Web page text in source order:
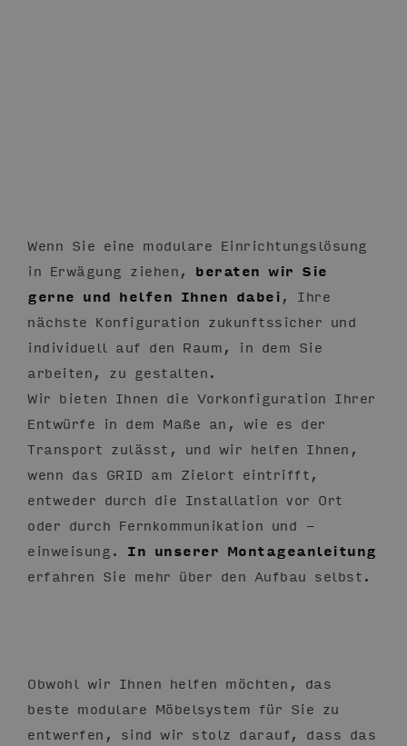
Wenn Sie eine modulare Einrichtungslösung
in Erwägung ziehen, beraten wir Sie
gerne und helfen Ihnen dabei, Ihre
nächste Konfiguration zukunftssicher und
individuell auf den Raum, in dem Sie
arbeiten, zu gestalten.
Wir bieten Ihnen die Vorkonfiguration Ihrer
Entwürfe in dem Maße an, wie es der
Transport zulässt, und wir helfen Ihnen,
wenn das GRID am Zielort eintrifft,
entweder durch die Installation vor Ort
oder durch Fernkommunikation und -
einweisung. In unserer Montageanleitung
erfahren Sie mehr über den Aufbau selbst.
Obwohl wir Ihnen helfen möchten, das
beste modulare Möbelsystem für Sie zu
entwerfen, sind wir stolz darauf, dass das